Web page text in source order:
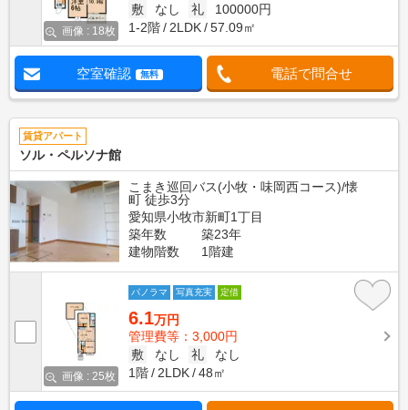
画像 : 18枚
敷
なし 礼
100000円
1-2階
2LDK 57.09㎡
空室確認 無料 電話で問合せ
賃貸アパート
ソル・ペルソナ館
こまき巡回バス(小牧・味岡西コース)/懐
町 徒歩3分
愛知県小牧市新町1丁目
築年数
築23年
建物階数
1階建
画像 : 25枚
パノラマ 写真充実 定借
6.1万円
管理費等：3,000円
敷
なし 礼
なし
1階
2LDK 48㎡